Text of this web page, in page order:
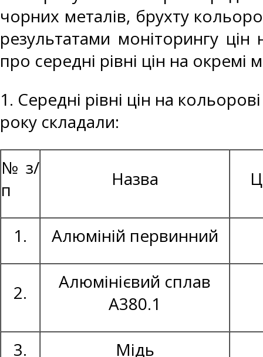
чорних металів, брухту
результатами моніторингу
про середні рівні цін на окремі
1. Середні рівні цін на
року складали:
№ з/
п
Назва
1. Алюміній первинний
2.
Алюмінієвий сплав
А380.1
3. Мідь